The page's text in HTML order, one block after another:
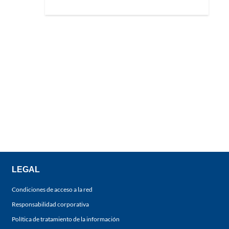
LEGAL
Condiciones de acceso a la red
Responsabilidad corporativa
Política de tratamiento de la información